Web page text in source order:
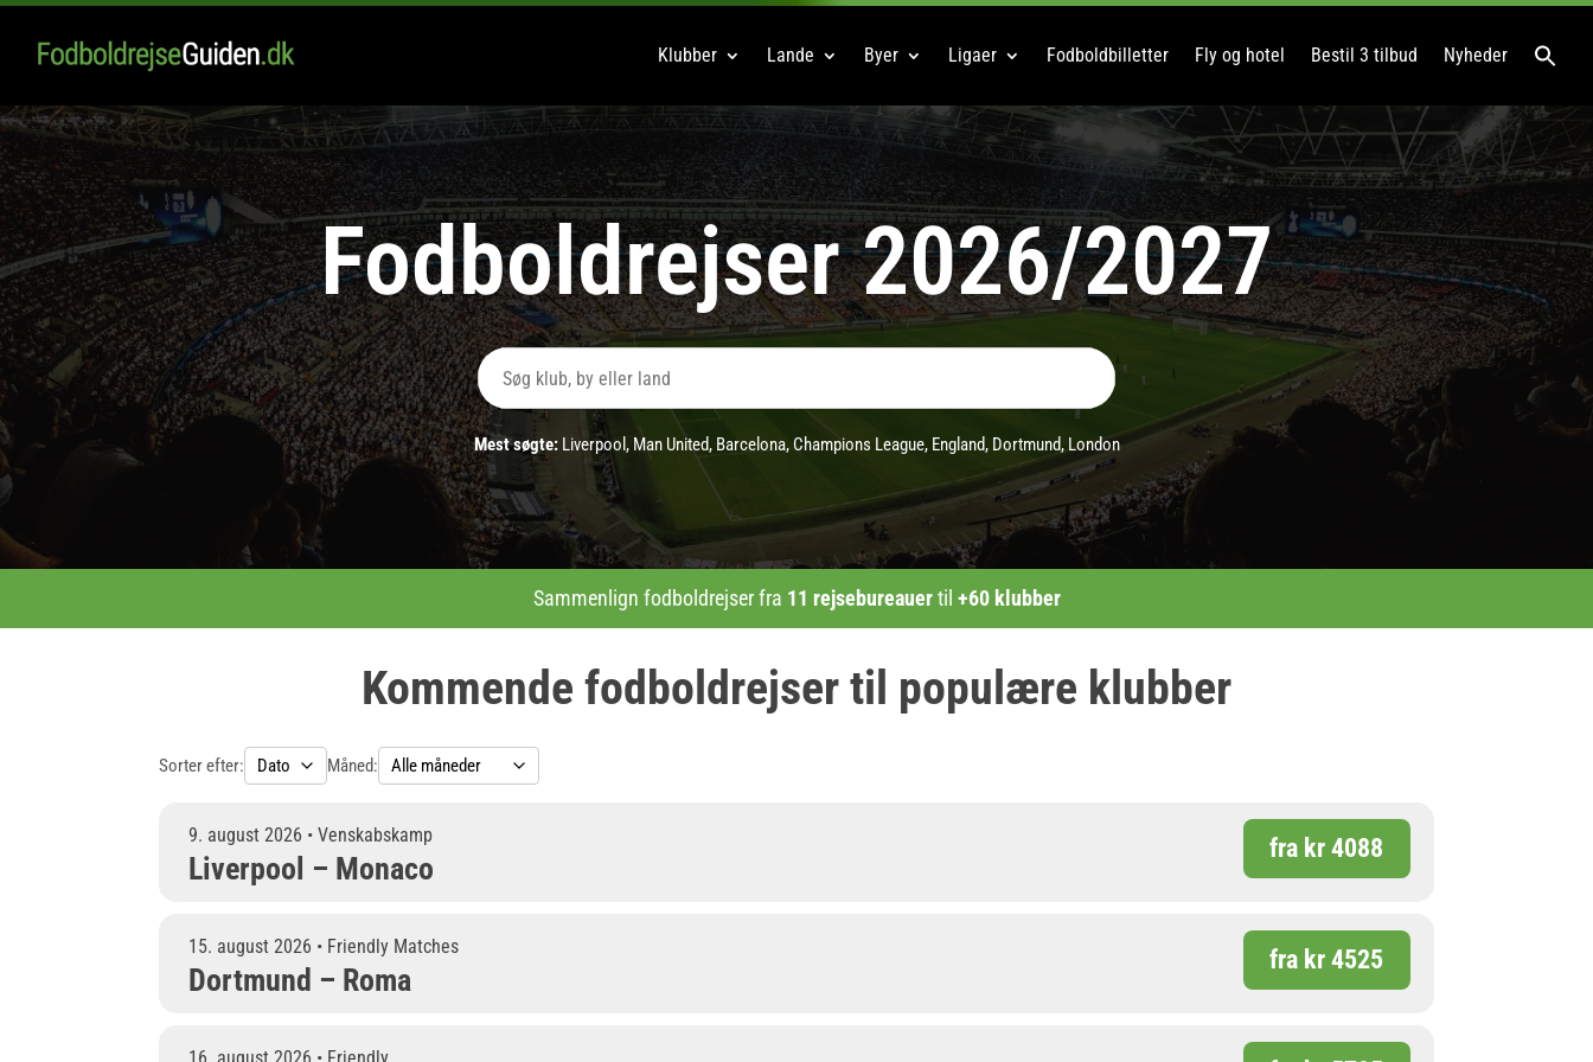
Klubber Lande Byer Ligaer Fodboldbilletter Fly og hotel Bestil 3 tilbud Nyheder
Fodboldrejser 2026/2027
Search
for:
Mest søgte: Liverpool , Man United, Barcelona,Champions League, England, Dortmund, London
Sammenlign fodboldrejser fra 11 rejsebureauertil +60 klubber
Kommende fodboldrejser til populære klubber
Sorter efter: Måned:
9. august 2026 • Venskabskamp
Liverpool – Monaco
fra kr 4088
15. august 2026 • Friendly Matches
Dortmund – Roma
fra kr 4525